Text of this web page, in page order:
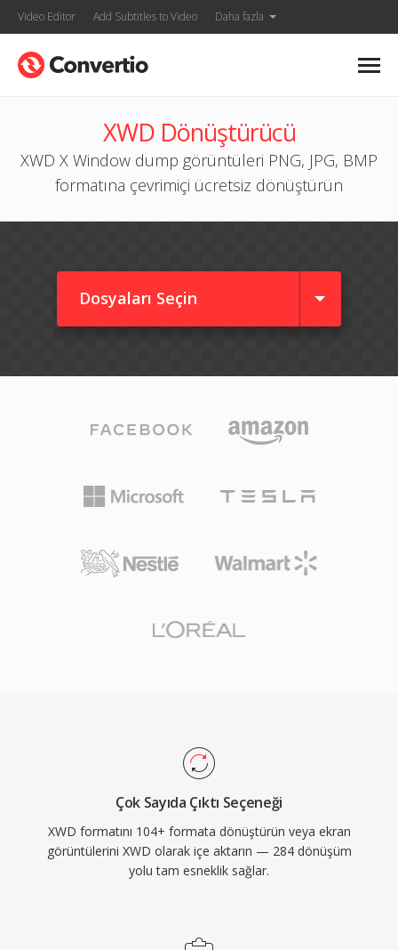
Video Editor Add Subtitles to Video Daha fazla
XWD Dönüştürücü
XWD X Window dump görüntüleri PNG, JPG, BMP
formatına çevrimiçi ücretsiz dönüştürün
Dosyaları Seçin
Çok Sayıda Çıktı Seçeneği
XWD formatını 104+ formata dönüştürün veya ekran
görüntülerini XWD olarak içe aktarın — 284 dönüşüm
yolu tam esneklik sağlar.